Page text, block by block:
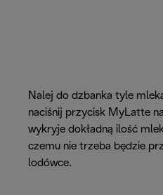
Nalej do dzbanka tyle
naciśnij przycisk MyLatte
wykryje dokładną ilość
czemu nie trzeba będzie
lodówce.